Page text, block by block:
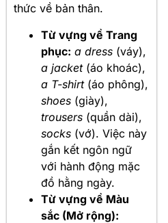
thức về bản thân.
Từ vựng về Trang
phục: a dress (váy),
a jacket(áo khoác),
a T-shirt(áo phông),
shoes (giày),
trousers (quần dài),
socks (vớ). Việc này
gắn kết ngôn ngữ
với hành động mặc
đồ hằng ngày.
Từ vựng về Màu
sắc (Mở rộng):